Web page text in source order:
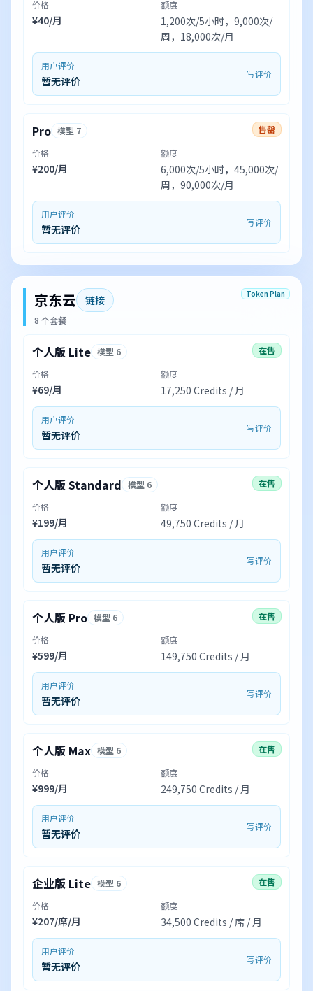
价格
¥40/月
额度
1,200次/5小时，9,000次/
周，18,000次/月
用户评价
暂无评价
写评价
Pro 模型 7
售罄
价格
¥200/月
额度
6,000次/5小时，45,000次/
周，90,000次/月
用户评价
暂无评价
写评价
京东云 链接
8 个套餐
Token Plan
个人版 Lite 模型 6
在售
价格
¥69/月
额度
17,250 Credits / 月
用户评价
暂无评价
写评价
个人版 Standard 模型 6
在售
价格
¥199/月
额度
49,750 Credits / 月
用户评价
暂无评价
写评价
个人版 Pro 模型 6
在售
价格
¥599/月
额度
149,750 Credits / 月
用户评价
暂无评价
写评价
个人版 Max 模型 6
在售
价格
¥999/月
额度
249,750 Credits / 月
用户评价
暂无评价
写评价
企业版 Lite 模型 6
在售
价格
¥207/席/月
额度
34,500 Credits / 席 / 月
用户评价
暂无评价
写评价